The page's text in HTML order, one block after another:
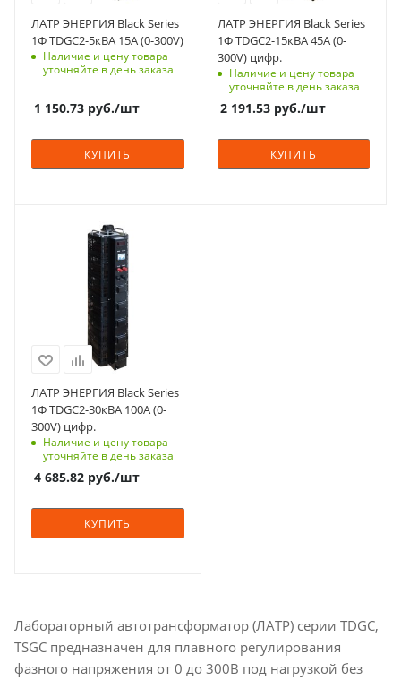
Номинальное
входное напряжение,
Число фаз
Форма выходного
Устанавливаемое
напряжение, В
Мощность, кВа
Номинальное
входное напряжение,
220±5%
ЛАТР ЭНЕРГИЯ Black Series
1Ф TDGC2-5кВА 15А (0-300V)
Наличие и цену товара
уточняйте в день заказа
1 150.73 руб./шт
КУПИТЬ
Число фаз
1
Форма выходного
сигнала
синусоида
Устанавливаемое
ЛАТР ЭНЕРГИЯ Black Series
1Ф TDGC2-15кВА 45А (0-
300V) цифр.
Наличие и цену товара
уточняйте в день заказа
2 191.53руб./шт
КУПИТЬ
Максимальный
входной ток, А
Частота, Гц
Максимальный
выходной ток, А
Номинальное
входное напряжение,
220±5%
Число фаз
Форма выходного
напряжение, В
0~300
Мощность, кВа
ЛАТР ЭНЕРГИЯ Black Series
1Ф TDGC2-30кВА 100А (0-
300V) цифр.
Наличие и цену товара
уточняйте в день заказа
4 685.82 руб./шт
КУПИТЬ
Лабораторный автотрансформатор (ЛАТР) серии TDGC,
TSGC предназначен для плавного регулирования
фазного напряжения от 0 до 300В под нагрузкой без